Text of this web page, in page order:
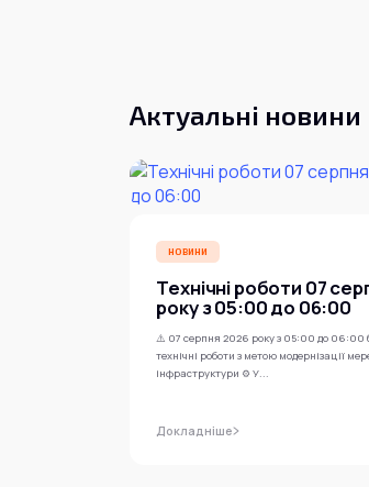
Актуальні новини
НОВИНИ
Технічні роботи 07
року з 05:00 до 06:00
⚠️ 07 серпня 2026 року з 05:00 до 06:00
технічні роботи з метою модернізації
інфраструктури ⚙️ У...
Докладніше